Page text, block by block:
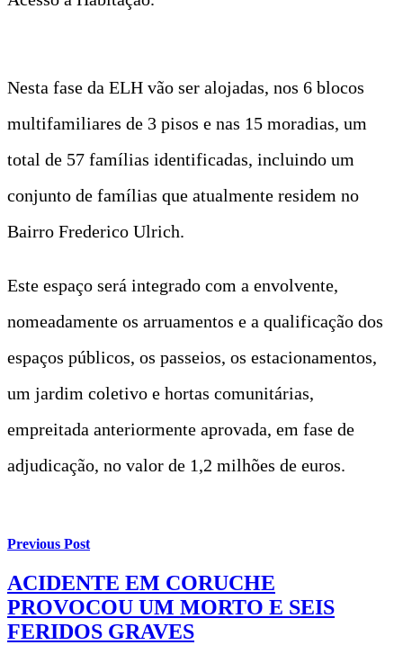
Nesta fase da ELH vão ser alojadas, nos 6 blocos
multifamiliares de 3 pisos e nas 15 moradias, um
total de 57 famílias identificadas, incluindo um
conjunto de famílias que atualmente residem no
Bairro Frederico Ulrich.
Este espaço será integrado com a envolvente,
nomeadamente os arruamentos e a qualificação dos
espaços públicos, os passeios, os estacionamentos,
um jardim coletivo e hortas comunitárias,
empreitada anteriormente aprovada, em fase de
adjudicação, no valor de 1,2 milhões de euros.
Previous Post
ACIDENTE EM CORUCHE
PROVOCOU UM MORTO E SEIS
FERIDOS GRAVES